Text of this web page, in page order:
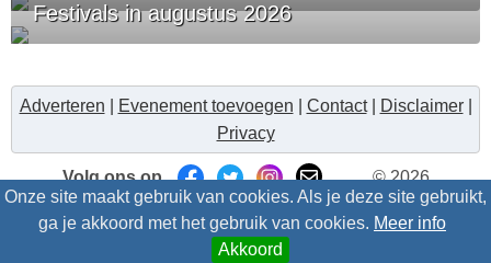
Onze site maakt gebruik van cookies. Als je deze site gebruikt,
ga je akkoord met het gebruik van cookies. Meer info
Akkoord
Festivals in augustus 2026
Adverteren Evenement toevoegen Contact| Disclaimer|
Privacy
Volg ons op
© 2026
Uitzinnig.nl/intris- Alle rechten voorbehouden